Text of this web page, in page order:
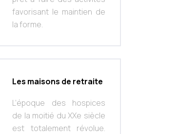
favorisant le maintien de
la forme.
Les maisons de retraite
L’époque des hospices
de la moitié du XXe siècle
est totalement révolue.